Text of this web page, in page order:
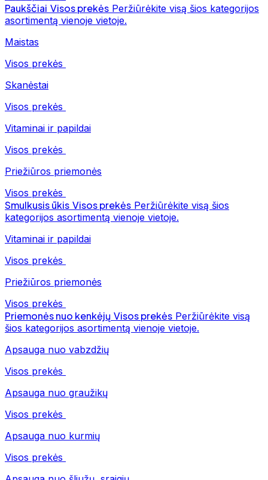
Paukščiai Visos prekės Peržiūrėkite visą šios kategorijos
asortimentą vienoje vietoje.
Maistas
Visos prekės
Skanėstai
Visos prekės
Vitaminai ir papildai
Visos prekės
Priežiūros priemonės
Visos prekės
Smulkusis ūkis Visos prekės Peržiūrėkite visą šios
kategorijos asortimentą vienoje vietoje.
Vitaminai ir papildai
Visos prekės
Priežiūros priemonės
Visos prekės
Priemonės nuo kenkėjų Visos prekės Peržiūrėkite visą
šios kategorijos asortimentą vienoje vietoje.
Apsauga nuo vabzdžių
Visos prekės
Apsauga nuo graužikų
Visos prekės
Apsauga nuo kurmių
Visos prekės